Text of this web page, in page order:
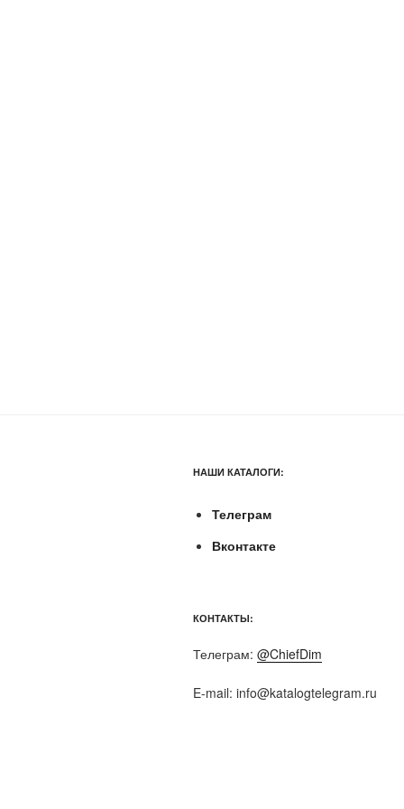
НАШИ КАТАЛОГИ:
Телеграм
Вконтакте
КОНТАКТЫ:
Телеграм: @ChiefDim
E-mail: info@katalogtelegram.ru